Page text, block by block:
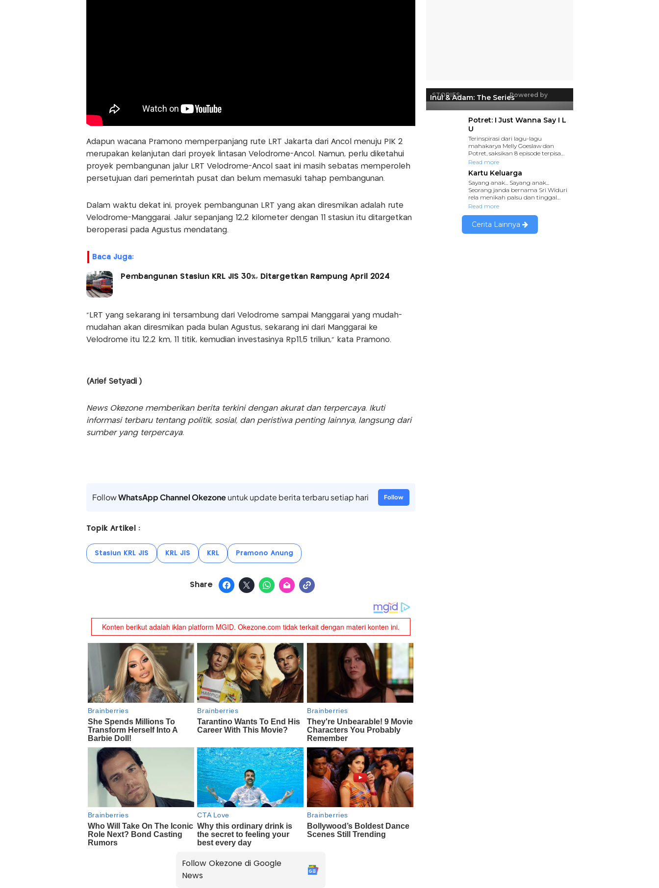
Adapun wacana Pramono memperpanjang rute LRT Jakarta dari Ancol menuju PIK 2
merupakan kelanjutan dari proyek lintasan Velodrome-Ancol. Namun, perlu diketahui
proyek pembangunan jalur LRT Velodrome-Ancol saat ini masih sebatas memperoleh
persetujuan dari pemerintah pusat dan belum memasuki tahap pembangunan.
Dalam waktu dekat ini, proyek pembangunan LRT yang akan diresmikan adalah rute
Velodrome-Manggarai. Jalur sepanjang 12,2 kilometer dengan 11 stasiun itu ditargetkan
beroperasi pada Agustus mendatang.
Baca Juga:
Pembangunan Stasiun KRL JIS 30%, Ditargetkan Rampung April 2024
"LRT yang sekarang ini tersambung dari Velodrome sampai Manggarai yang mudah-
mudahan akan diresmikan pada bulan Agustus, sekarang ini dari Manggarai ke
Velodrome itu 12,2 km, 11 titik, kemudian investasinya Rp11,5 triliun," kata Pramono.
(Arief Setyadi )
News Okezone memberikan berita terkini dengan akurat dan terpercaya. Ikuti
informasi terbaru tentang politik, sosial, dan peristiwa penting lainnya, langsung dari
sumber yang terpercaya.
FollowWhatsApp Channel Okezoneuntuk update berita terbaru setiap hari Follow
Topik Artikel :
Stasiun KRL JIS KRL JIS KRL Pramono Anung
Share
Follow Okezone di Google
News